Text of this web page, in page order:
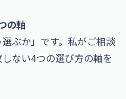
の軸
ぶか」です。私がご相談
ない4つの選び方の軸を